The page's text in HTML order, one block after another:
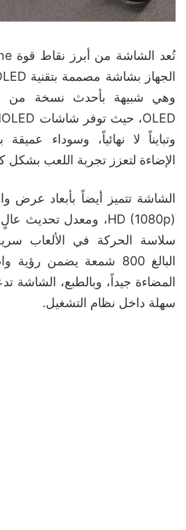
وتبايناً لا نهائياً، وسوداء
الإضاءة لتعزز تجربة اللعب بشكل
سلاسة الحركة في الألعاب
البالغ 800 شمعة يضمن
المضاءة جيداً، وبالطبع، الشاشة
سهلة داخل نظام التشغيل.